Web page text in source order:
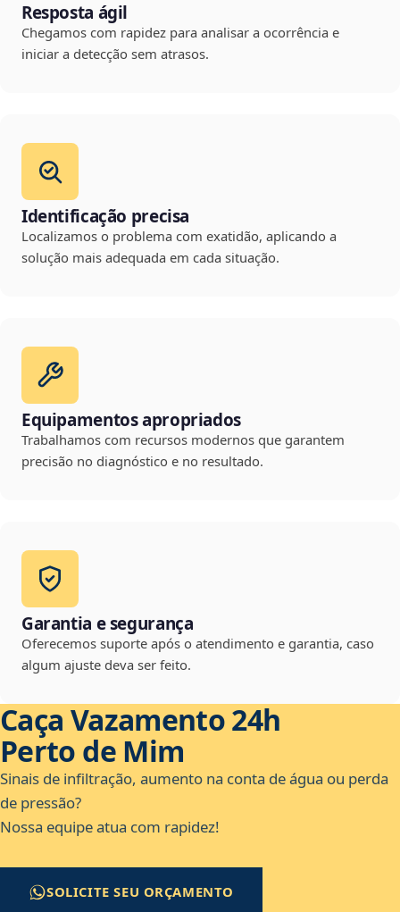
Resposta ágil
Chegamos com rapidez para analisar a ocorrência e
iniciar a detecção sem atrasos.
Identificação precisa
Localizamos o problema com exatidão, aplicando a
solução mais adequada em cada situação.
Equipamentos apropriados
Trabalhamos com recursos modernos que garantem
precisão no diagnóstico e no resultado.
Garantia e segurança
Oferecemos suporte após o atendimento e garantia, caso
algum ajuste deva ser feito.
Caça Vazamento 24h
Perto de Mim
Sinais de infiltração, aumento na conta de água ou perda
de pressão?
Nossa equipe atua com rapidez!
SOLICITE SEU ORÇAMENTO